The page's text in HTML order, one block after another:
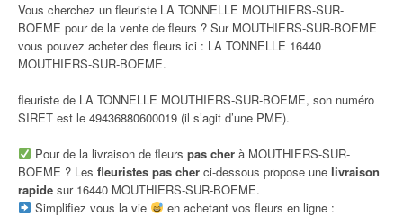
Vous cherchez un fleuriste LA TONNELLE MOUTHIERS-SUR-
BOEME pour de la vente de fleurs ? Sur MOUTHIERS-SUR-BOEME
vous pouvez acheter des fleurs ici : LA TONNELLE 16440
MOUTHIERS-SUR-BOEME.
fleuriste de LA TONNELLE MOUTHIERS-SUR-BOEME, son numéro
SIRET est le 49436880600019 (il s’agit d’une PME).
Pour de la livraison de fleurs pas cherà MOUTHIERS-SUR-
BOEME ? Les fleuristes pas cher ci-dessous propose une livraison
rapide sur 16440 MOUTHIERS-SUR-BOEME.
Simplifiez vous la vie
en achetant vos fleurs en ligne :